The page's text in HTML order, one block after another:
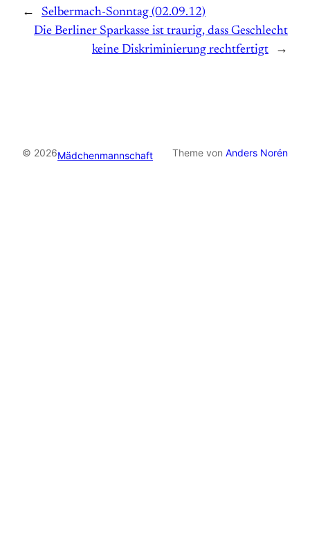
←
Selbermach-Sonntag (02.09.12)
Die Berliner Sparkasse ist traurig, dass Geschlecht
keine Diskriminierung rechtfertigt
→
© 2026Mädchenmannschaft Theme von Anders Norén